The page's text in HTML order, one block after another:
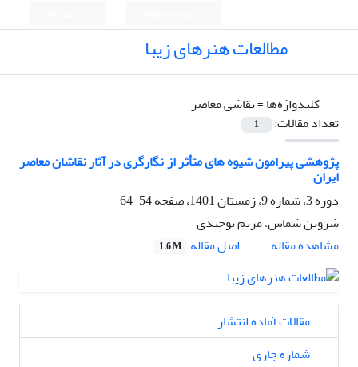
مطالعات هنرهای زیبا
کلیدواژه‌ها =نقاشی معاصر
تعداد مقالات:
1
پژوهشی پیرامون شیوه های متأثر از نگارگری در آثار نقاشان معاصر
ایران
دوره 3، شماره 9، زمستان 1401، صفحه
54-64
شروین شماس، مریم توحیدی
مشاهده مقاله
اصل مقاله 1.6 M
مقالات آماده انتشار
شماره جاری